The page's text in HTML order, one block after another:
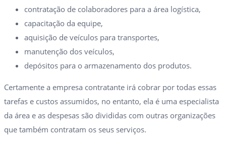
contratação de colaboradores para a área logística,
capacitação da equipe,
aquisição de veículos para transportes,
manutenção dos veículos,
depósitos para o armazenamento dos produtos.
Certamente a empresa contratante irá cobrar por todas essas
tarefas e custos assumidos, no entanto, ela é uma especialista
da área e as despesas são divididas com outras organizações
que também contratam os seus serviços.